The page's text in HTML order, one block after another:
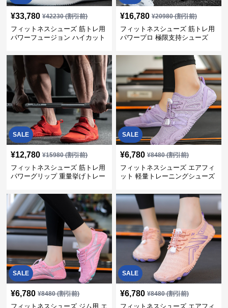
¥33,780 ¥42230(割引前)
フィットネスシューズ 筋トレ用
パワーフュージョン ハイカット
¥16,780 ¥20980(割引前)
フィットネスシューズ 筋トレ用
パワープロ 極限支持シューズ
SALE
¥12,780 ¥15980(割引前)
フィットネスシューズ 筋トレ用
パワーグリップ 重量挙げトレー
SALE
¥6,780 ¥8480(割引前)
フィットネスシューズ エアフィ
ット 軽量トレーニングシューズ
SALE
¥6,780 ¥8480(割引前)
フィットネスシューズ ジム用 エ
SALE
¥6,780 ¥8480(割引前)
フィットネスシューズ エアフィ